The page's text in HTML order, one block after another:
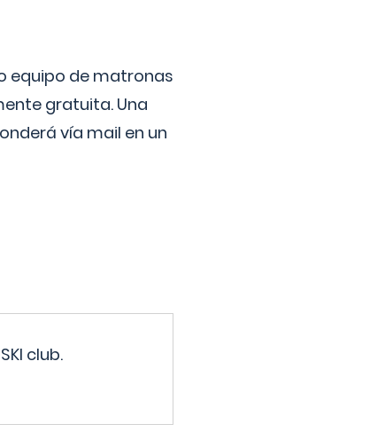
equipo de matronas
gratuita. Una
vía mail en un
club.